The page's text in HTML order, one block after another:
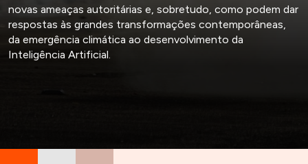
novas ameaças autoritárias e, sobretudo, como podem dar
respostas às grandes transformações contemporâneas,
da emergência climática ao desenvolvimento da
Inteligência Artificial.